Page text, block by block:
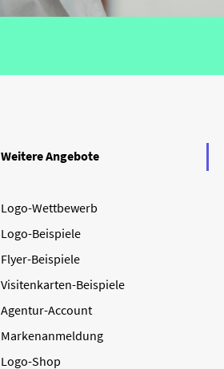
Weitere Angebote
Logo-Wettbewerb
Logo-Beispiele
Flyer-Beispiele
Visitenkarten-Beispiele
Agentur-Account
Markenanmeldung
Logo-Shop